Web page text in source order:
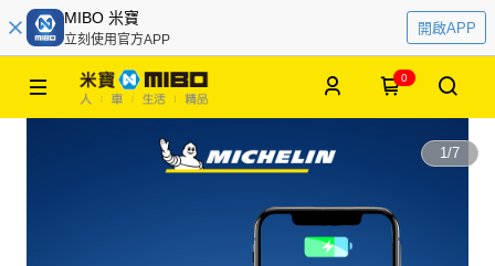
MIBO 米寶
立刻使用官方APP
開啟APP
0
1/7